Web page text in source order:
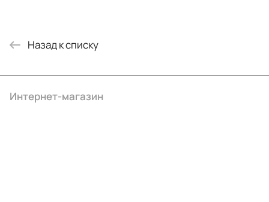
Назад к списку
Интернет-магазин